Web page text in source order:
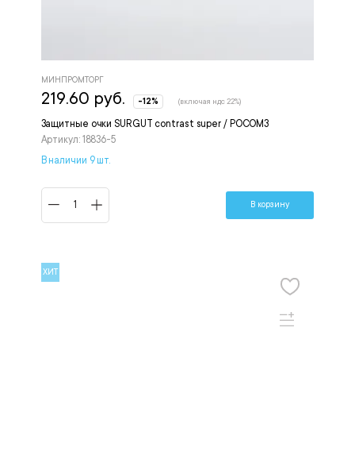
Защитные очки SURGUT contrast super / РОСОМЗ
Артикул: 18836-5
МИНПРОМТОРГ
219.60 руб. -12% (включая ндс 22%)
В наличии 9 шт.
В корзину
ХИТ